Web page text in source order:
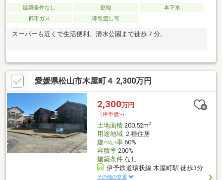
建築条件なし 更地
本下水
都市ガス
即引渡し可
スーパーも近くで生活便利。清水公園まで徒歩７分。
愛媛県松山市木屋町４ 2,300万円
2,300万円
（坪単価:-）
土地面積200.52m2
用途地域２種住居
建ぺい率60%
容積率200%
建築条件なし
伊予鉄道環状線 木屋町駅 徒歩3分
その他の交通